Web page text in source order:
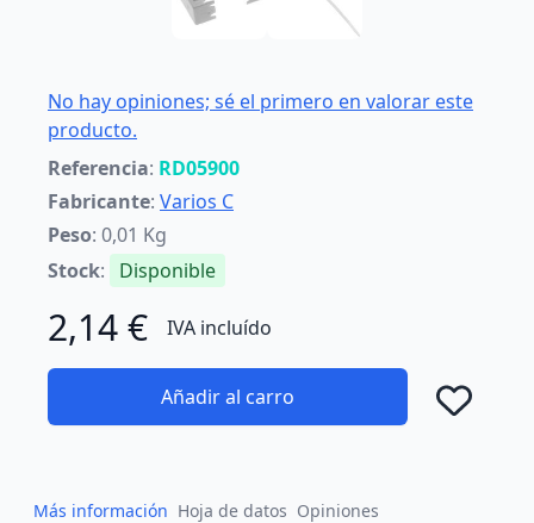
No hay opiniones; sé el primero en valorar este
producto.
Referencia: RD05900
Fabricante: Varios C
Peso: 0,01 Kg
Stock: Disponible
2,14 € IVA incluído
Añadir al carro
Más información Hoja de datos Opiniones